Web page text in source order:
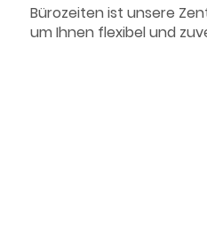
Bürozeiten ist unsere
um Ihnen flexibel und